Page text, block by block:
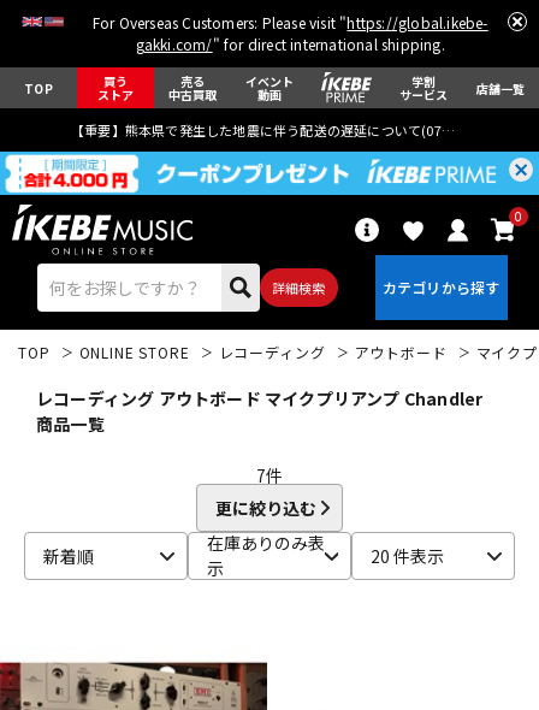
For Overseas Customers: Please visit "https://global.ikebe-
gakki.com/" for direct international shipping.
TOP 買う
ストア
売る
中古買取
イベント
動画
学割
サービス 店舗一覧
【重要】熊本県で発生した地震に伴う配送の遅延について(07月29日
詳細検索
0
ベース ウクレレ
ドラム
TOP ONLINE STORE レコーディング アウトボード マイク
レコーディング アウトボード マイクプリアンプ Chandler
商品一覧
7件
更に絞り込む
新着順
在庫ありのみ表
示
20 件表示